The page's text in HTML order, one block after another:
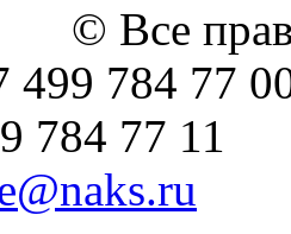
© Все
499 784 77
784 77 11